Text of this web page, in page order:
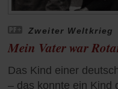
Zweiter Weltkrieg
Mein Vater war
Das Kind einer
– das konnte ein Kind